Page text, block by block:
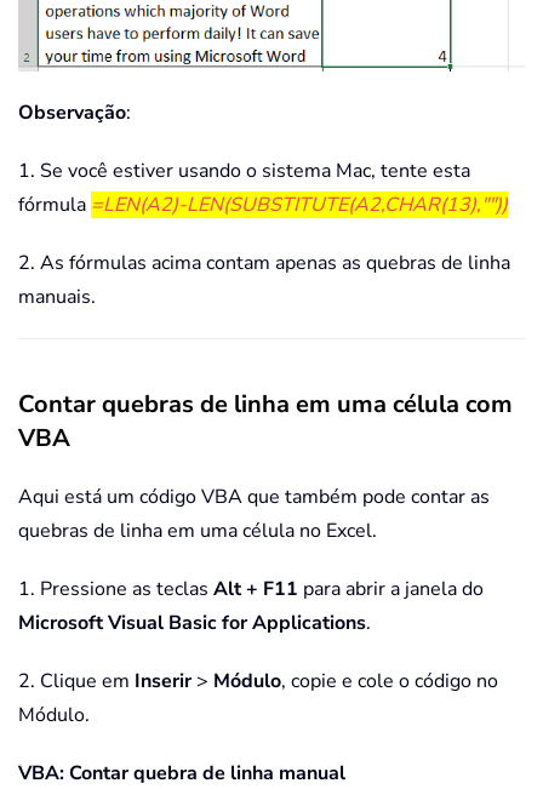
Observação:
1. Se você estiver usando o sistema Mac, tente esta
fórmula =LEN(A2)-LEN(SUBSTITUTE(A2,CHAR(13),""))
2. As fórmulas acima contam apenas as quebras de linha
manuais.
Contar quebras de linha em uma célula com
VBA
Aqui está um código VBA que também pode contar as
quebras de linha em uma célula no Excel.
1. Pressione as teclas Alt + F11 para abrir a janela do
Microsoft Visual Basic for Applications.
2. Clique em Inserir> Módulo, copie e cole o código no
Módulo.
VBA: Contar quebra de linha manual